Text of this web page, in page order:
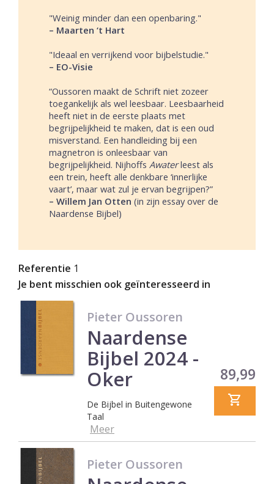
"Weinig minder dan een openbaring."
– Maarten ‘t Hart
"Ideaal en verrijkend voor bijbelstudie."
– EO-Visie
“Oussoren maakt de Schrift niet zozeer
toegankelijk als wel leesbaar. Leesbaarheid
heeft niet in de eerste plaats met
begrijpelijkheid te maken, dat is een oud
misverstand. Een handleiding bij een
magnetron is onleesbaar van
begrijpelijkheid. Nijhoffs Awaterleest als
een trein, heeft alle denkbare ‘innerlijke
vaart’, maar wat zul je ervan begrijpen?”
– Willem Jan Otten (in zijn essay over de
Naardense Bijbel)
Referentie 1
Je bent misschien ook geïnteresseerd in
Pieter Oussoren
Naardense
Bijbel 2024 -
Oker
De Bijbel in Buitengewone
Taal
Meer
Prijs
89,99
Pieter Oussoren